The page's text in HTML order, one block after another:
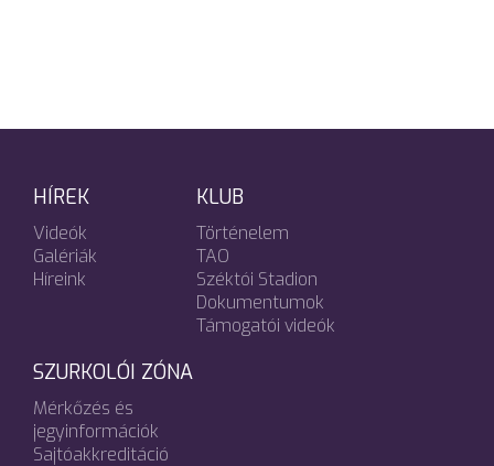
HÍREK
Videók
Galériák
Híreink
KLUB
Történelem
TAO
Széktói Stadion
Dokumentumok
Támogatói videók
SZURKOLÓI ZÓNA
Mérkőzés és
jegyinformációk
Sajtóakkreditáció